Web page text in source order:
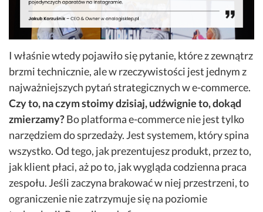
I właśnie wtedy pojawiło się pytanie, które z zewnątrz
brzmi technicznie, ale w rzeczywistości jest jednym z
najważniejszych pytań strategicznych w e-commerce.
Czy to, na czym stoimy dzisiaj, udźwignie to, dokąd
zmierzamy?Bo platforma e-commerce nie jest tylko
narzędziem do sprzedaży. Jest systemem, który spina
wszystko. Od tego, jak prezentujesz produkt, przez to,
jak klient płaci, aż po to, jak wygląda codzienna praca
zespołu. Jeśli zaczyna brakować w niej przestrzeni, to
ograniczenie nie zatrzymuje się na poziomie